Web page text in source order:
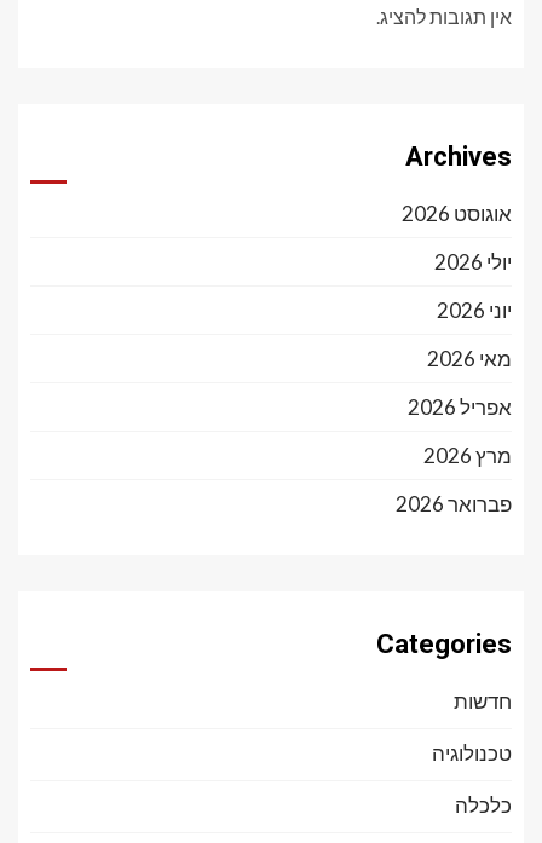
אין תגובות להציג.
Archives
אוגוסט 2026
יולי 2026
יוני 2026
מאי 2026
אפריל 2026
מרץ 2026
פברואר 2026
Categories
חדשות
טכנולוגיה
כלכלה